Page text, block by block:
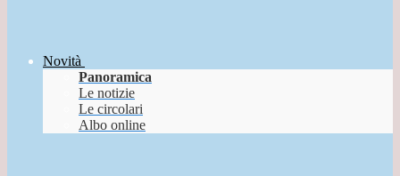
Novità
Panoramica
Le notizie
Le circolari
Albo online